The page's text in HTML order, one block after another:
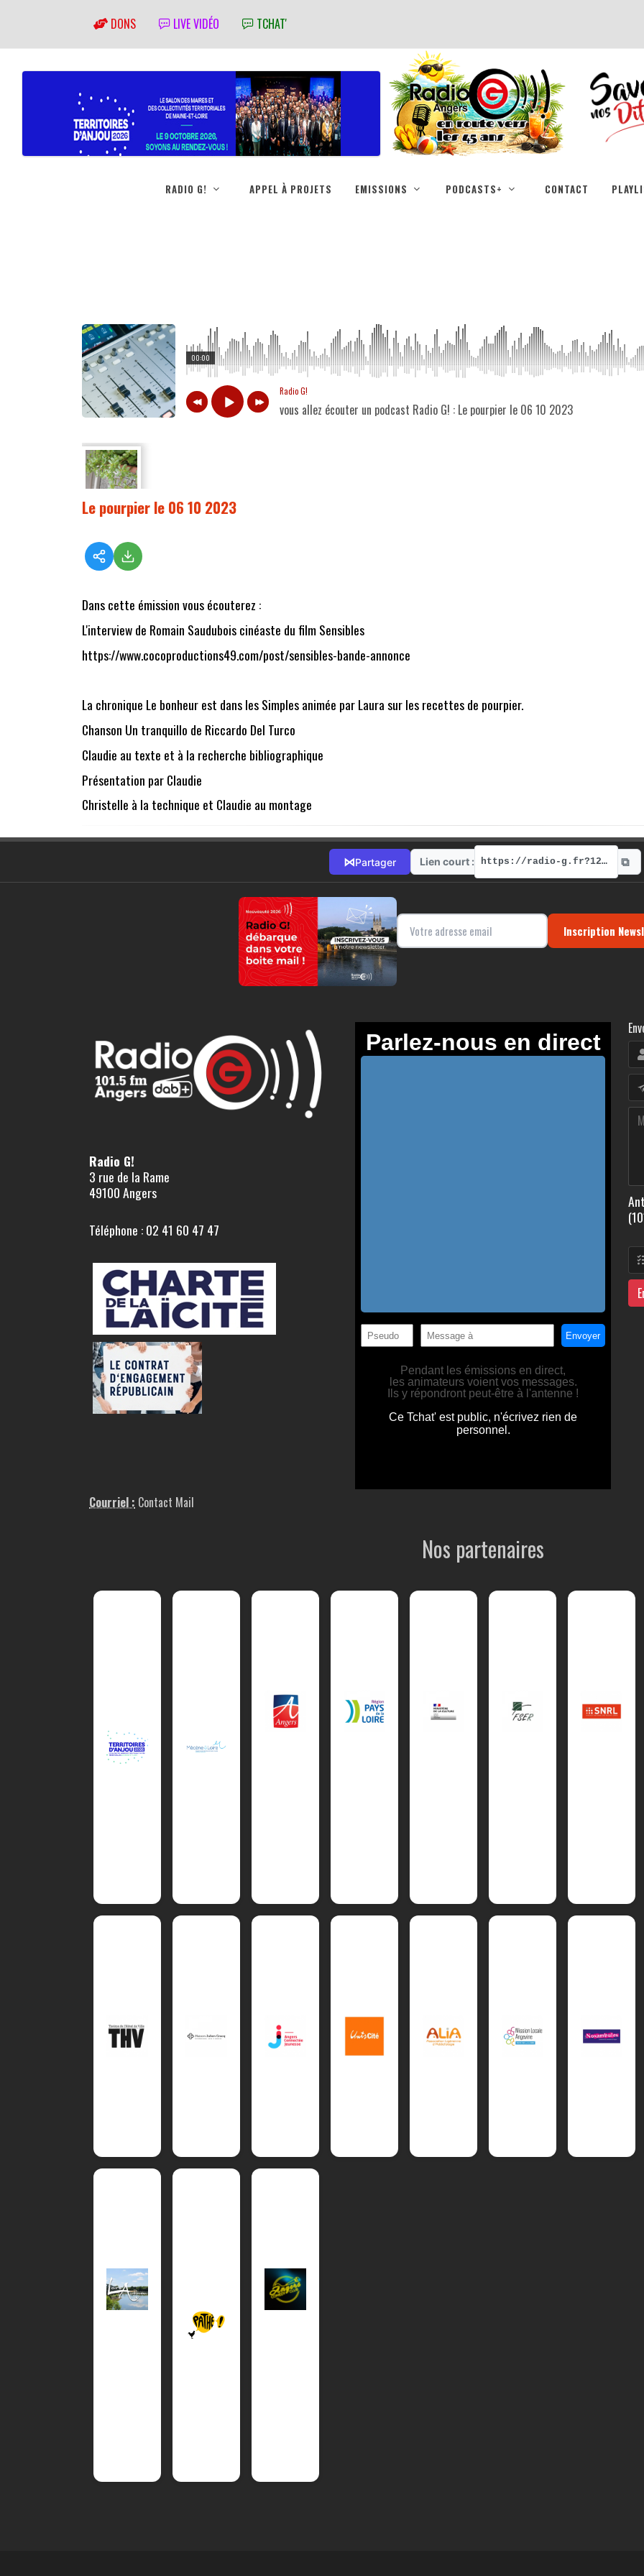
DONS LIVE VIDÉO TCHAT'
RADIO G! APPEL À PROJETS EMISSIONS PODCASTS+ CONTACT
00:00
Radio G!
vous allez écouter un podcast Radio G! : Le pourpier le 06 10 2023
Le pourpier le 06 10 2023
Dans cette émission vous écouterez :
L'interview de Romain Saudubois cinéaste du film Sensibles
https://www.cocoproductions49.com/post/sensibles-bande-annonce
La chronique Le bonheur est dans les Simples animée par Laura sur les recettes de pourpier.
Chanson Un tranquillo de Riccardo Del Turco
Claudie au texte et à la recherche bibliographique
Présentation par Claudie
Christelle à la technique et Claudie au montage
⋈Partager Lien court : https://radio-g.fr?12471 ⧉
Inscription
Radio G!
3 rue de la Rame
49100 Angers
Téléphone : 02 41 60 47 47
Courriel : Contact Mail
Nos partenaires